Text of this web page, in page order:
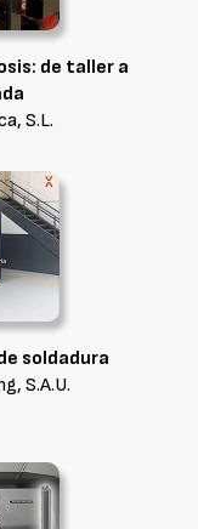
de taller a
S.L.
soldadura
S.A.U.